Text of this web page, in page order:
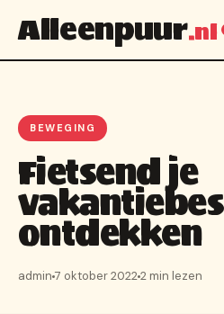
Alleenpuur.nl
BEWEGING
Fietsend je
ontdekken
admin 7 oktober 20222 min lezen